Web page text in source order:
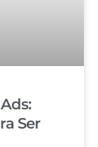
Ser